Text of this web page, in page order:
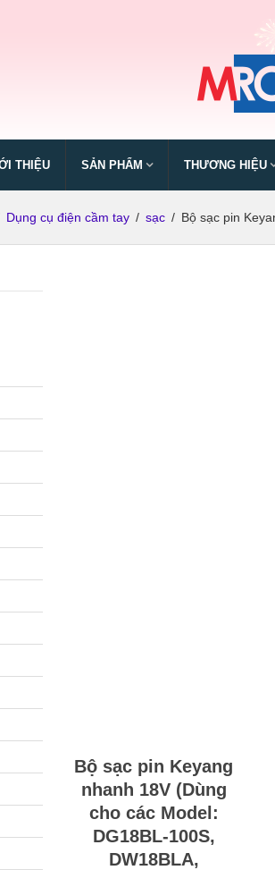
THIỆU SẢN PHẨM THƯƠNG HIỆU
Dụng cụ điện cầm tay / sạc / Bộ sạc pin
Bộ sạc pin Keyang
nhanh 18V (Dùng
cho các Model:
DG18BL-100S,
DW18BLA,